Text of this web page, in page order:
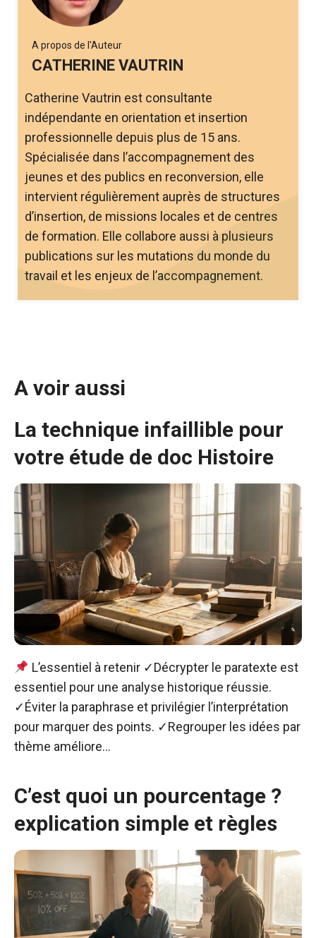
k
A propos de l'Auteur
CATHERINE VAUTRIN
Catherine Vautrin est consultante
indépendante en orientation et insertion
professionnelle depuis plus de 15 ans.
Spécialisée dans l’accompagnement des
jeunes et des publics en reconversion, elle
intervient régulièrement auprès de structures
d’insertion, de missions locales et de centres
de formation. Elle collabore aussi à plusieurs
publications sur les mutations du monde du
travail et les enjeux de l’accompagnement.
A voir aussi
La technique infaillible pour
votre étude de doc Histoire
L’essentiel à retenir ✓Décrypter le paratexte est
essentiel pour une analyse historique réussie.
✓Éviter la paraphrase et privilégier l’interprétation
pour marquer des points. ✓Regrouper les idées par
thème améliore…
C’est quoi un pourcentage ?
explication simple et règles